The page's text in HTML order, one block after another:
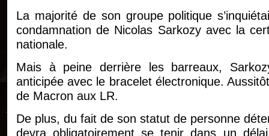
La majorité de son groupe politique
condamnation de Nicolas Sarkozy avec la
nationale.
Mais à peine derrière les barreaux,
anticipée avec le bracelet électronique.
de Macron aux LR.
De plus, du fait de son statut de personne
devra obligatoirement se tenir dans un